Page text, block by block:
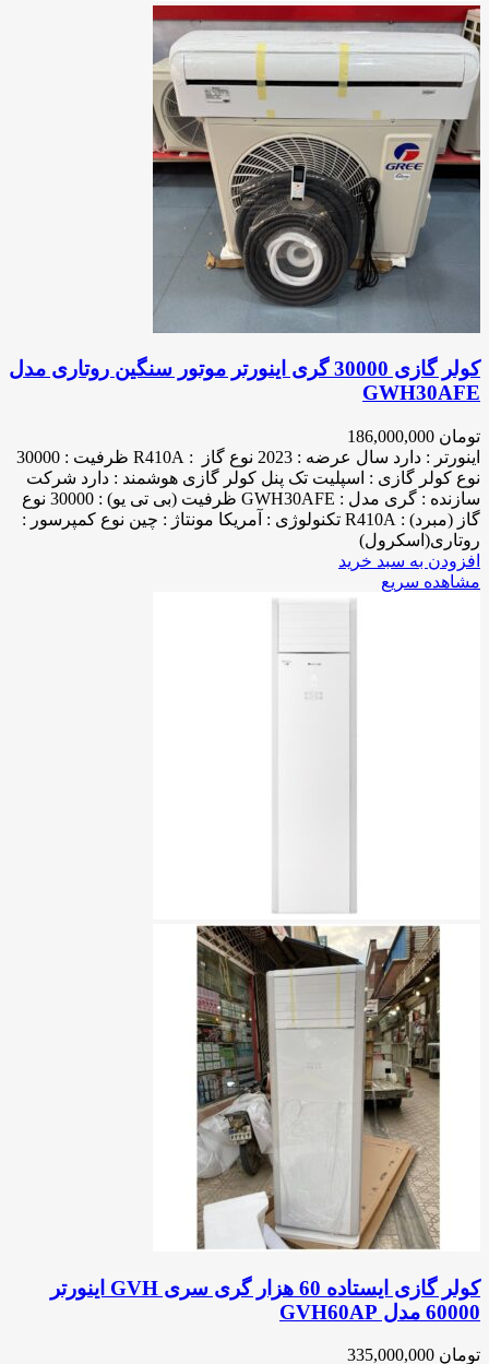
کولر گازی 30000 گری اینورتر موتور سنگین روتاری مدل
GWH30AFE
تومان
اینورتر : دارد سال عرضه : 2023 نوع گاز : R410A ظرفیت : 30000
نوع کولر گازی : اسپلیت تک پنل کولر گازی هوشمند : دارد شرکت
سازنده : گری مدل : GWH30AFE ظرفیت (بی تی یو) : 30000 نوع
گاز (مبرد) : R410A تکنولوژی : آمریکا مونتاژ : چین نوع کمپرسور :
روتاری(اسکرول)
افزودن به سبد خرید
مشاهده سریع
کولر گازی ایستاده 60 هزار گری سری GVH اینورتر
60000 مدل GVH60AP
تومان